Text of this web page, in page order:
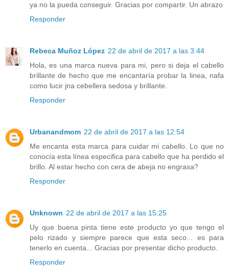
ya no la pueda conseguir. Gracias por compartir. Un abrazo
Responder
Rebeca Muñoz López 22 de abril de 2017 a las 3:44
Hola, es una marca nueva para mi, pero si deja el cabello
brillante de hecho que me encantaría probar la linea, nafa
como lucir jna cebellera sedosa y brillante.
Responder
Urbanandmom 22 de abril de 2017 a las 12:54
Me encanta esta marca para cuidar mi cabello. Lo que no
conocía esta línea especifica para cabello que ha perdido el
brillo. Al estar hecho con cera de abeja no engrasa?
Responder
Unknown 22 de abril de 2017 a las 15:25
Uy que buena pinta tiene este producto yo que tengo el
pelo rizado y siempre parece que esta seco... es para
tenerlo en cuenta... Gracias por presentar dicho producto.
Responder